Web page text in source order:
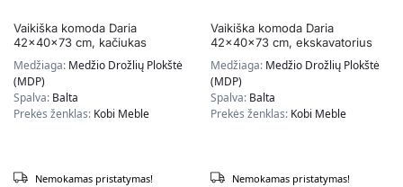
Vaikiška komoda Daria
42x40x73 cm, kačiukas
Medžiaga: Medžio Drožlių Plokštė
(MDP)
Spalva: Balta
Prekės ženklas: Kobi Meble
Nemokamas pristatymas!
Vaikiška komoda Daria
42x40x73 cm, ekskavatorius
Medžiaga: Medžio Drožlių Plokštė
(MDP)
Spalva: Balta
Prekės ženklas: Kobi Meble
Nemokamas pristatymas!